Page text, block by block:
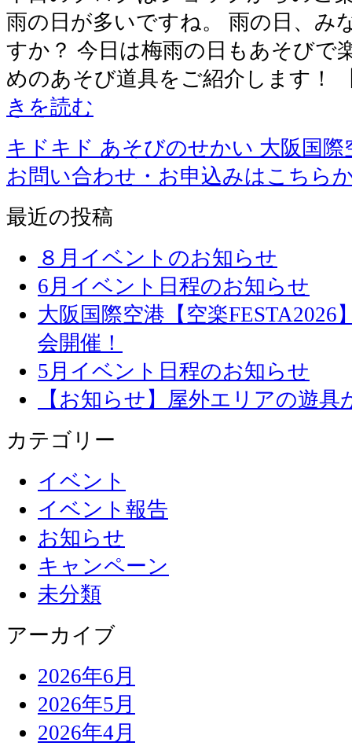
雨の日が多いですね。 雨の日、み
すか？ 今日は梅雨の日もあそびで
めのあそび道具をご紹介します！
きを読む
キドキド あそびのせかい 大阪国際
お問い合わせ・お申込みはこちら
最近の投稿
８月イベントのお知らせ
6月イベント日程のお知らせ
大阪国際空港【空楽
会開催！
5月イベント日程のお知らせ
【お知らせ】屋外エリアの遊
カテゴリー
イベント
イベント報告
お知らせ
キャンペーン
未分類
アーカイブ
2026年6月
2026年5月
2026年4月